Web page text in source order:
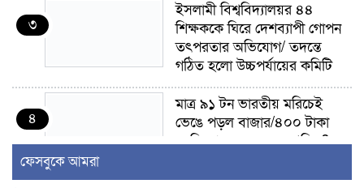
৩
ইসলামী বিশ্ববিদ্যালয়র ৪৪
শিক্ষককে ঘিরে দেশব্যাপী গোপন
তৎপরতার অভিযোগ/ তদন্তে
গঠিত হলো উচ্চপর্যায়ের কমিটি
৪
মাত্র ৯১ টন ভারতীয় মরিচেই
ভেঙে পড়ল বাজার/৪০০ টাকা
কেজি দাম কে ধরে রেখেছিল?
জুলাই আন্দোলন ছিল সম্মিলিত,
ফেসবুকে আমরা